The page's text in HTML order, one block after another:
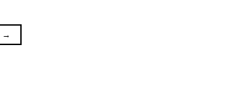
→